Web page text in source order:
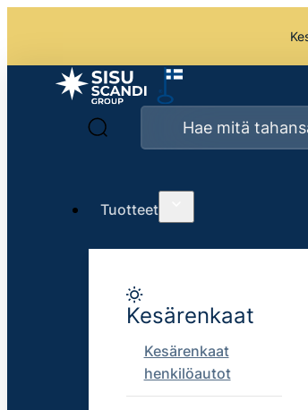
Tuotteet
Kesärenkaat
Kesärenkaat
henkilöautot